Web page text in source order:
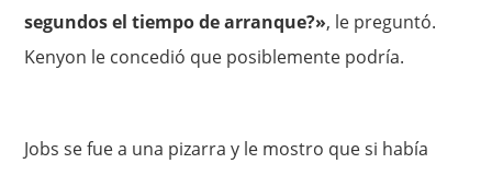
segundos el tiempo de arranque?», le preguntó.
Kenyon le concedió que posiblemente podría.
Jobs se fue a una pizarra y le mostro que si había